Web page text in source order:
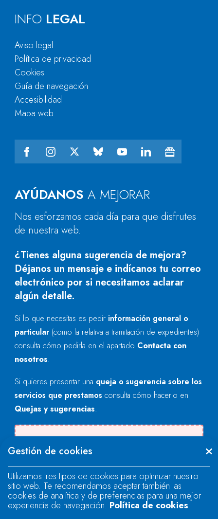
AYÚDANOS A MEJORAR
Nos esforzamos cada día para que disfrutes
de nuestra web.
¿Tienes alguna sugerencia de mejora?
Déjanos un mensaje e indícanos tu correo
electrónico por si necesitamos aclarar
algún detalle.
Si lo que necesitas es pedir información general o
particular (como la relativa a tramitación de expedientes)
consulta cómo pedirla en el apartado Contacta con
nosotros.
Si quieres presentar una queja o sugerencia sobre los
servicios que prestamos consulta cómo hacerlo en
Quejas y sugerencias.
"text".
Se produjo un error al cargar el campo
"text".
INFO LEGAL
Aviso legal
Política de privacidad
Cookies
Guía de navegación
Accesibilidad
Mapa web
Gestión de cookies
Utilizamos tres tipos de cookies para optimizar nuestro
sitio web. Te recomendamos aceptar también las
cookies de analítica y de preferencias para una mejor
experiencia de navegación. Política de cookies